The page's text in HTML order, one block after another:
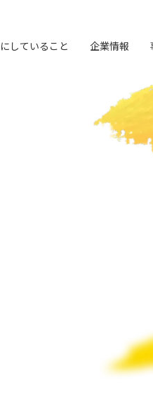
人と​組織の​価値
中期経営計画から人事
していること 企業情報